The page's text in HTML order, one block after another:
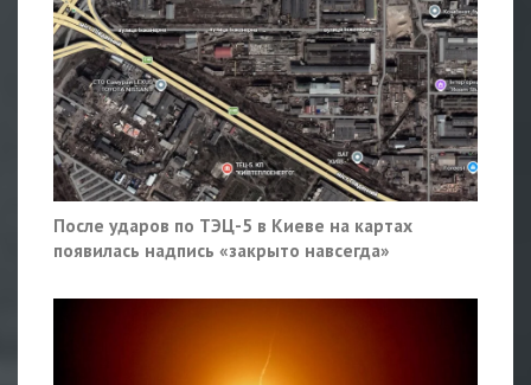
После ударов по ТЭЦ-5 в Киеве на картах
появилась надпись «закрыто навсегда»